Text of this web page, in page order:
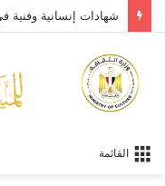
القائمة